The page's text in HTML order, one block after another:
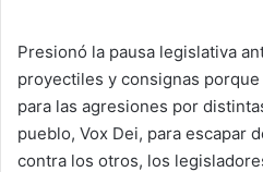
Presionó la pausa legislativa
proyectiles y consignas
para las agresiones por
pueblo, Vox Dei, para escapar
contra los otros, los